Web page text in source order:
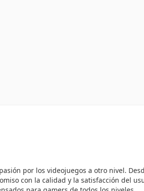
por los videojuegos a otro nivel.
con la calidad y la satisfacción del